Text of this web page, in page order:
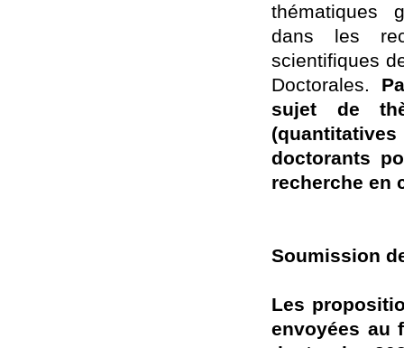
thématiques
dans les
scientifiques
Doctorales.
sujet de
doctorants
recherche en
Soumission
Les
envoyées au